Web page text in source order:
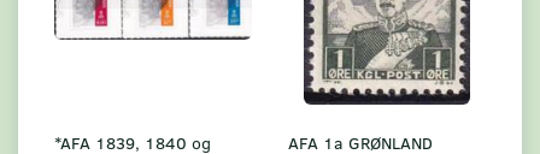
*AFA 1839, 1840 og
AFA 1a GRØNLAND